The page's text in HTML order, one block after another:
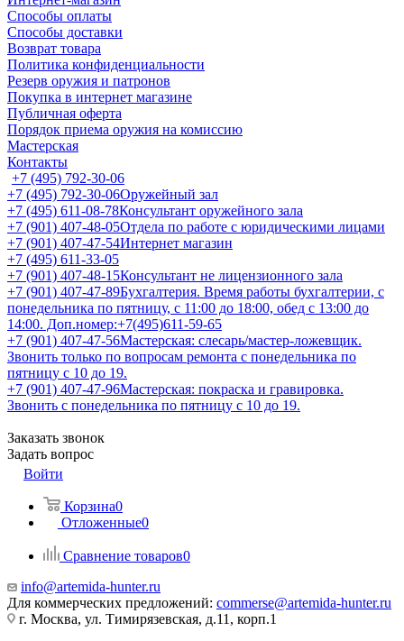
Способы оплаты
Способы доставки
Возврат товара
Политика конфиденциальности
Резерв оружия и патронов
Покупка в интернет магазине
Публичная оферта
Порядок приема оружия на комиссию
Мастерская
Контакты
+7 (495) 792-30-06
+7 (495) 792-30-06Оружейный зал
+7 (495) 611-08-78Консультант оружейного зала
+7 (901) 407-48-05Отдела по работе с юридическими лицами
+7 (901) 407-47-54Интернет магазин
+7 (495) 611-33-05
+7 (901) 407-48-15Консультант не лицензионного зала
+7 (901) 407-47-89Бухгалтерия. Время работы бухгалтерии, с
понедельника по пятницу, с 11:00 до 18:00, обед с 13:00 до
14:00. Доп.номер:+7(495)611-59-65
+7 (901) 407-47-56Мастерская: слесарь/мастер-ложевщик.
Звонить только по вопросам ремонта с понедельника по
пятницу с 10 до 19.
+7 (901) 407-47-96Мастерская: покраска и гравировка.
Звонить с понедельника по пятницу с 10 до 19.
Заказать звонок
Задать вопрос
Войти
Корзина0
Отложенные0
Сравнение товаров0
info@artemida-hunter.ru
Для коммерческих предложений: commerse@artemida-hunter.ru
г. Москва, ул. Тимирязевская, д.11, корп.1